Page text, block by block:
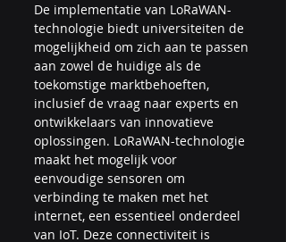
De implementatie van LoRaWAN-
technologie biedt universiteiten de
mogelijkheid om zich aan te passen
aan zowel de huidige als de
toekomstige marktbehoeften,
inclusief de vraag naar experts en
ontwikkelaars van innovatieve
oplossingen. LoRaWAN-technologie
maakt het mogelijk voor
eenvoudige sensoren om
verbinding te maken met het
internet, een essentieel onderdeel
van IoT. Deze connectiviteit is